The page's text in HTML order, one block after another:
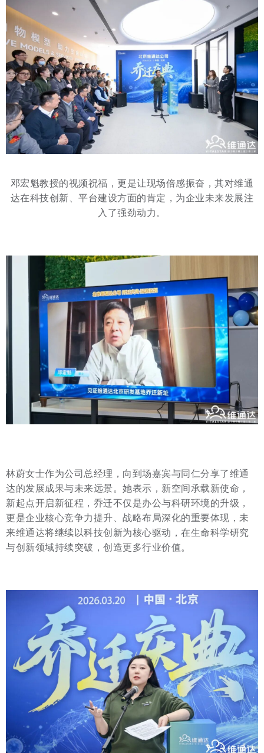
邓宏魁教授的视频祝福，更是让现场倍感振奋，其对维通
达在科技创新、平台建设方面的肯定，为企业未来发展注
入了强劲动力。
林蔚女士作为公司总经理，向到场嘉宾与同仁分享了维通
达的发展成果与未来远景。她表示，新空间承载新使命，
新起点开启新征程，乔迁不仅是办公与科研环境的升级，
更是企业核心竞争力提升、战略布局深化的重要体现，未
来维通达将继续以科技创新为核心驱动，在生命科学研究
与创新领域持续突破，创造更多行业价值。